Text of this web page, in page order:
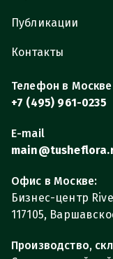
Публикации
Контакты
Телефон в Москве
+7 (495) 961-0235
E-mail
Офис в Москве:
Бизнес-центр
117105,
Производство,